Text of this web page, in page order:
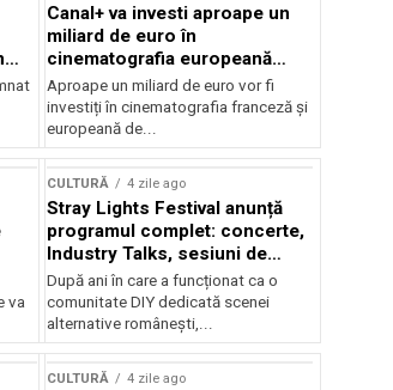
Canal+ va investi aproape un
miliard de euro în
cinematografia europeană
până în 2032
Aproape un miliard de euro vor fi
investiți în cinematografia franceză și
europeană de...
va
CULTURĂ 4 zile ago
Stray Lights Festival anunță
programul complet: concerte,
Industry Talks, sesiuni de
audiție și noi opțiuni de
participare pentru public
După ani în care a funcționat ca o
comunitate DIY dedicată scenei
alternative românești,...
CULTURĂ 4 zile ago